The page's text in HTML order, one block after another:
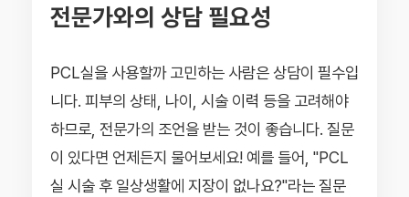
전문가와의 상담 필요성
PCL실을 사용할까 고민하는 사람은 상담이 필수입
니다. 피부의 상태, 나이, 시술 이력 등을 고려해야
하므로, 전문가의 조언을 받는 것이 좋습니다. 질문
이 있다면 언제든지 물어보세요! 예를 들어, "PCL
실 시술 후 일상생활에 지장이 없나요?"라는 질문